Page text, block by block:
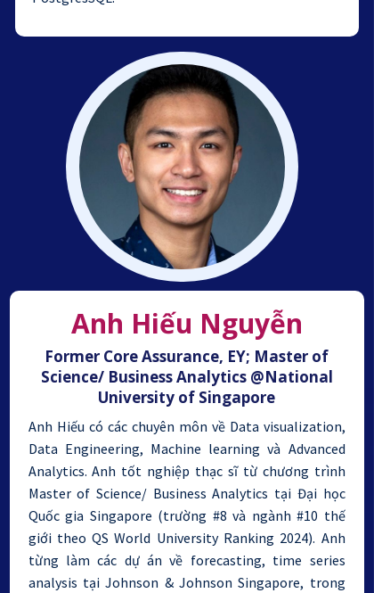
Anh Hiếu Nguyễn
Anh Hiếu có các chuyên môn về Data visualization,
Data Engineering, Machine learning và Advanced
Analytics. Anh tốt nghiệp thạc sĩ từ chương trình
Master of Science/ Business Analytics tại Đại học
Quốc gia Singapore (trường #8 và ngành #10 thế
giới theo QS World University Ranking 2024). Anh
từng làm các dự án về forecasting, time series
analysis tại Johnson & Johnson Singapore, trong
Former Core Assurance, EY; Master of
Science/ Business Analytics @National
University of Singapore